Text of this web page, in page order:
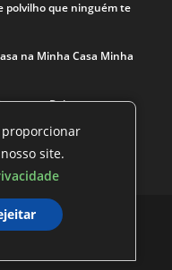
polvilho que ninguém te
na Minha Casa Minha
no Bolso — e a
Exclusão de Dados
site.